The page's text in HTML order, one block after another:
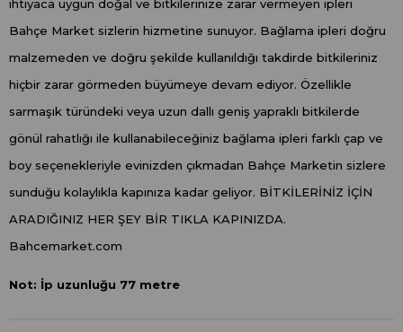
ihtiyaca uygun doğal ve bitkilerinize zarar vermeyen ipleri
Bahçe Market sizlerin hizmetine sunuyor. Bağlama ipleri doğru
malzemeden ve doğru şekilde kullanıldığı takdirde bitkileriniz
hiçbir zarar görmeden büyümeye devam ediyor. Özellikle
sarmaşık türündeki veya uzun dallı geniş yapraklı bitkilerde
gönül rahatlığı ile kullanabileceğiniz bağlama ipleri farklı çap ve
boy seçenekleriyle evinizden çıkmadan Bahçe Marketin sizlere
sunduğu kolaylıkla kapınıza kadar geliyor. BİTKİLERİNİZ İÇİN
ARADIĞINIZ HER ŞEY BİR TIKLA KAPINIZDA.
Bahcemarket.com
Not: İp uzunluğu 77 metre